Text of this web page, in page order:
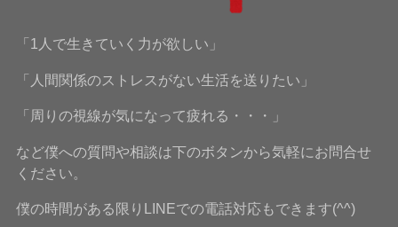
「1人で生きていく力が欲しい」
「人間関係のストレスがない生活を送りたい」
「周りの視線が気になって疲れる・・・」
など僕への質問や相談は下のボタンから気軽にお問合せ
ください。
僕の時間がある限りLINEでの電話対応もできます(^^)